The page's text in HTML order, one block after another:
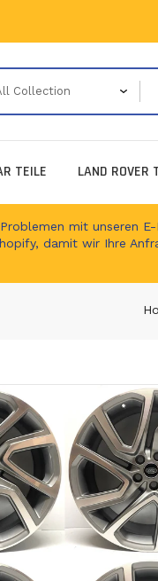
TEILE LAND ROVER
mit unseren
damit wir Ihre